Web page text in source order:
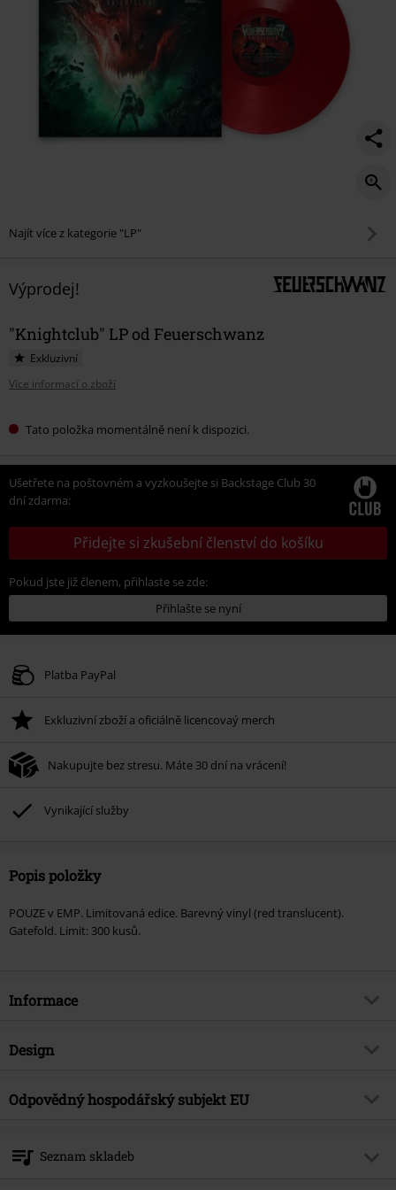
Najít více z kategorie "LP"
Výprodej!
"Knightclub" LP od Feuerschwanz
Exkluzivní
Více informací o zboží
Tato položka momentálně není k dispozici.
Ušetřete na poštovném a vyzkoušejte si Backstage Club 30
dní zdarma:
Přidejte si zkušební členství do košíku
Pokud jste již členem, přihlaste se zde:
Přihlašte se nyní
Platba PayPal
Exkluzivní zboží a oficiálně licencovaý merch
Nakupujte bez stresu. Máte 30 dní na vrácení!
Vynikající služby
Popis položky
POUZE v EMP. Limitovaná edice. Barevný vinyl (red translucent).
Gatefold. Limit: 300 kusů.
Informace
Zboží č.
Hudební žánr
Folk Rock
Téma produktů
Design
Typ výrobku
LP
Odpovědný hospodářský subjekt EU
Hammerplatz 2
8790 Eisenerz
Seznam skladeb